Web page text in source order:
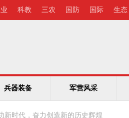
科教 三农 国防 国际 生态
兵器装备 军营风采
新时代，奋力创造新的历史辉煌